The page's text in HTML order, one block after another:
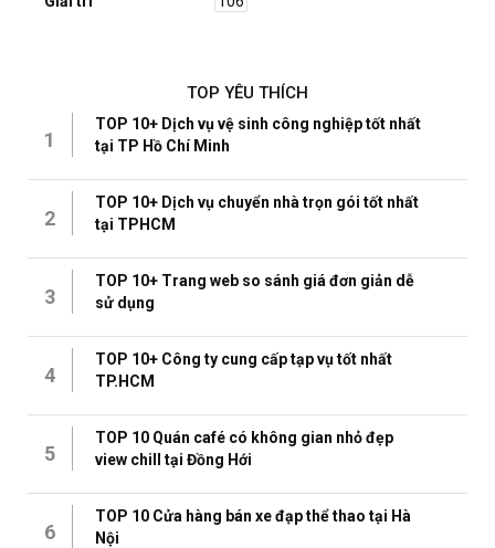
TOP YÊU THÍCH
1
TOP 10+ Dịch vụ vệ sinh công nghiệp tốt nhất
tại TP Hồ Chí Minh
2
TOP 10+ Dịch vụ chuyển nhà trọn gói tốt nhất
tại TPHCM
3
TOP 10+ Trang web so sánh giá đơn giản dễ
sử dụng
4
TOP 10+ Công ty cung cấp tạp vụ tốt nhất
TP.HCM
5
TOP 10 Quán café có không gian nhỏ đẹp
view chill tại Đồng Hới
6
TOP 10 Cửa hàng bán xe đạp thể thao tại Hà
Nội